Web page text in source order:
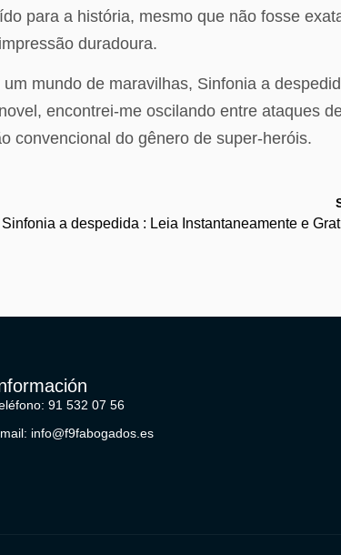
para a história, mesmo que não fosse
duradoura.
mundo de maravilhas, Sinfonia a
encontrei-me oscilando entre ataques
convencional do gênero de super-heróis.
Sinfonia a despedida : Leia Instantaneamente e
91 532 07 56
info@f9fabogados.es